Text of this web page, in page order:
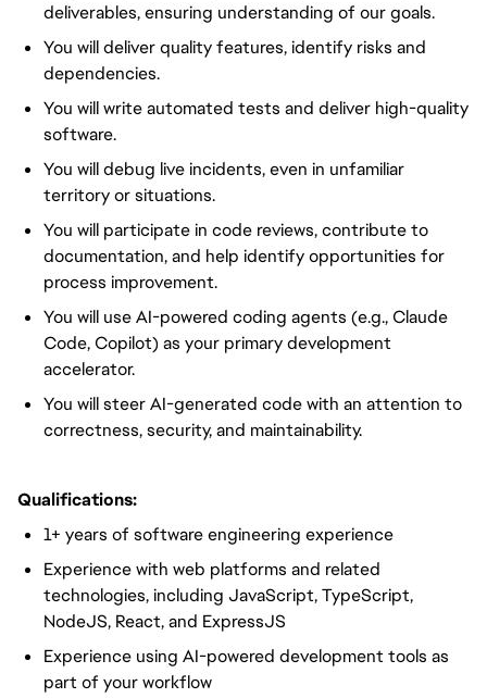
deliverables, ensuring understanding of our goals.
You will deliver quality features, identify risks and
dependencies.
You will write automated tests and deliver high-quality
software.
You will debug live incidents, even in unfamiliar
territory or situations.
You will participate in code reviews, contribute to
documentation, and help identify opportunities for
process improvement.
You will use AI-powered coding agents (e.g., Claude
Code, Copilot) as your primary development
accelerator.
You will steer AI-generated code with an attention to
correctness, security, and maintainability.
Qualifications:
1+ years of software engineering experience
Experience with web platforms and related
technologies, including JavaScript, TypeScript,
NodeJS, React, and ExpressJS
Experience using AI-powered development tools as
part of your workflow